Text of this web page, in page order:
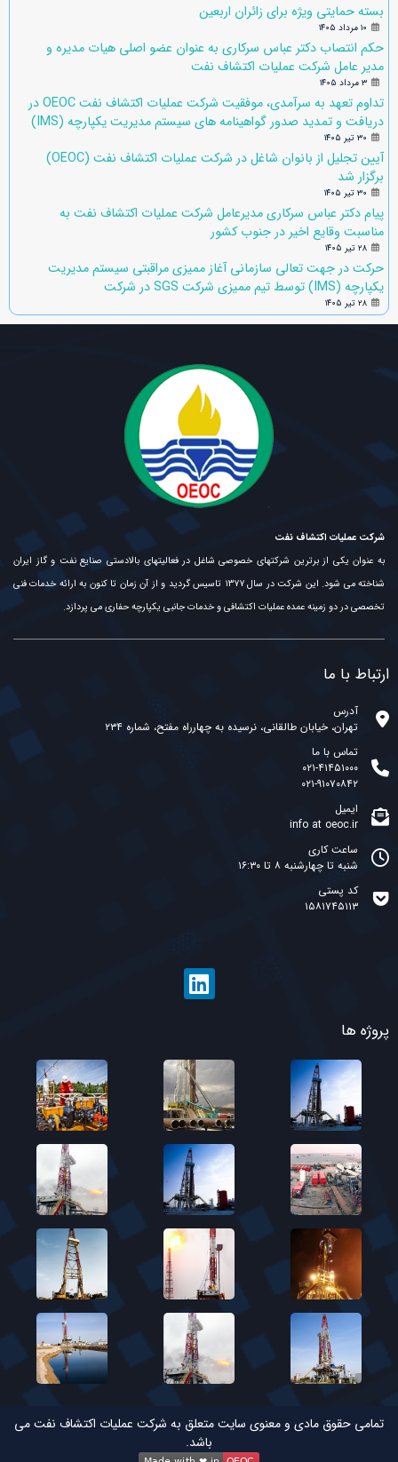
بسته حمایتی ویژه برای زائران اربعین
۱۰ مرداد ۱۴۰۵
حکم انتصاب دکتر عباس سرکاری به عنوان عضو اصلی هیات مدیره و
مدیر عامل شرکت عملیات اکتشاف نفت
۳ مرداد ۱۴۰۵
تداوم تعهد به سرآمدی، موفقیت شرکت عملیات اکتشاف نفت OEOC در
دریافت و تمدید صدور گواهینامه های سیستم مدیریت یکپارچه (IMS)
۳۰ تیر ۱۴۰۵
آیین تجلیل از بانوان شاغل در شرکت عملیات اکتشاف نفت (OEOC)
برگزار شد
۳۰ تیر ۱۴۰۵
پیام دکتر عباس سرکاری مدیرعامل شرکت عملیات اکتشاف نفت به
مناسبت وقایع اخیر در جنوب کشور
۲۸ تیر ۱۴۰۵
حرکت در جهت تعالی سازمانی آغاز ممیزی مراقبتی سیستم مدیریت
یکپارچه (IMS) توسط تیم ممیزی شرکت SGS در شرکت
۲۸ تیر ۱۴۰۵
شرکت عملیات اکتشاف نفت
به عنوان یکی از برترین شرکتهای خصوصی شاغل در فعالیتهای بالادستی صنایع نفت و گاز ایران
شناخته می شود. این شرکت در سال ۱۳۷۷ تاسیس گردید و از آن زمان تا کنون به ارائه خدمات فنی
تخصصی در دو زمینه عمده عملیات اکتشافی و خدمات جانبی یکپارچه حفاری می پردازد.
ارتباط با ما
آدرس
تهران، خیابان طالقانی، نرسیده به چهارراه مفتح، شماره ۲۳۴
تماس با ما
۰۲۱-۴۱۴۵۱۰۰۰
۰۲۱-۹۱۰۷۰۸۴۲
ایمیل
info at oeoc.ir
ساعت کاری
شنبه تا چهارشنبه ۸ تا ۱۶:۳۰
کد پستی
۱۵۸۱۷۴۵۱۱۳
پروژه ها
تمامی حقوق مادی و معنوی سایت متعلق به شرکت عملیات اکتشاف نفت می
باشد.